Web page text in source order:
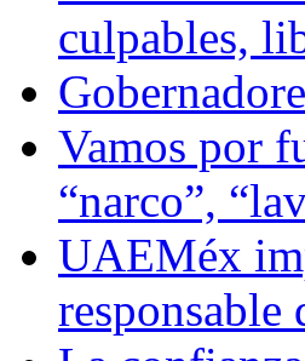
culpables,
Vamos por
“narco”,
UAEMéx
responsable